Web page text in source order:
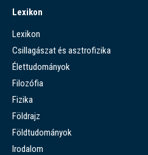
Lexikon
Lexikon
Csillagászat és asztrofizika
Élettudományok
Filozófia
Fizika
Földrajz
Földtudományok
Irodalom